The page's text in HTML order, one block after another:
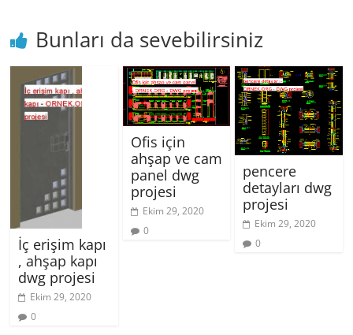
Bunları da sevebilirsiniz
İç erişim kapı
, ahşap kapı
dwg projesi
Ekim 29, 2020
0
Ofis için
ahşap ve cam
panel dwg
projesi
Ekim 29, 2020
0
pencere
detayları dwg
projesi
Ekim 29, 2020
0